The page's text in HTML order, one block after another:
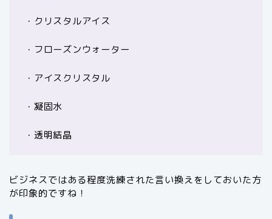
・クリスタルアイス
・フローズンウォーター
・アイスクリスタル
・凝固水
・透明結晶
ビジネスではある程度洗練された言い換えをしておいた方
が印象的ですね！